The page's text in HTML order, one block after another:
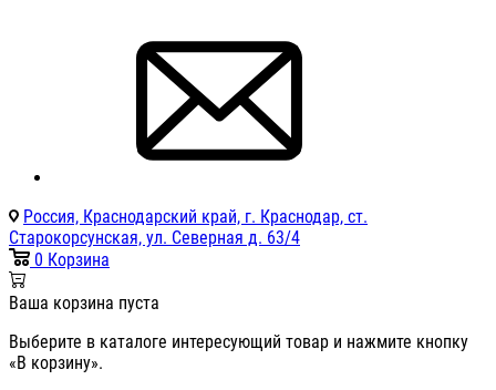
Россия, Краснодарский край, г. Краснодар, ст.
Старокорсунская, ул. Северная д. 63/4
0 Корзина
Ваша корзина пуста
Выберите в каталоге интересующий товар и нажмите кнопку
«В корзину».